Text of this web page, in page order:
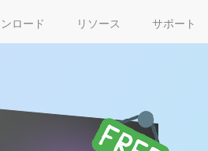
サポート
リソース
ロード